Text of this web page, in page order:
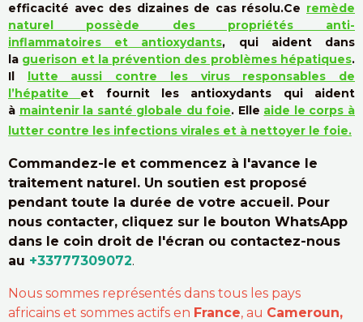
efficacité avec des dizaines de cas résolu.Ce remède
naturel possède des propriétés anti-
inflammatoires et antioxydants, qui aident dans
la guerison et la prévention des problèmes hépatiques.
Il
lutte aussi contre les virus responsables de
l’hépatite et fournit les antioxydants qui aident
à maintenir la santé globale du foie. Elle aide le corps à
lutter contre les infections virales et à nettoyer le foie.
Commandez-le et commencez à l'avance le
traitement naturel. Un soutien est proposé
pendant toute la durée de votre accueil. Pour
nous contacter, cliquez sur le bouton WhatsApp
dans le coin droit de l'écran ou contactez-nous
au +33777309072.
Nous sommes représentés dans tous les pays
africains et sommes actifs en France, au Cameroun,